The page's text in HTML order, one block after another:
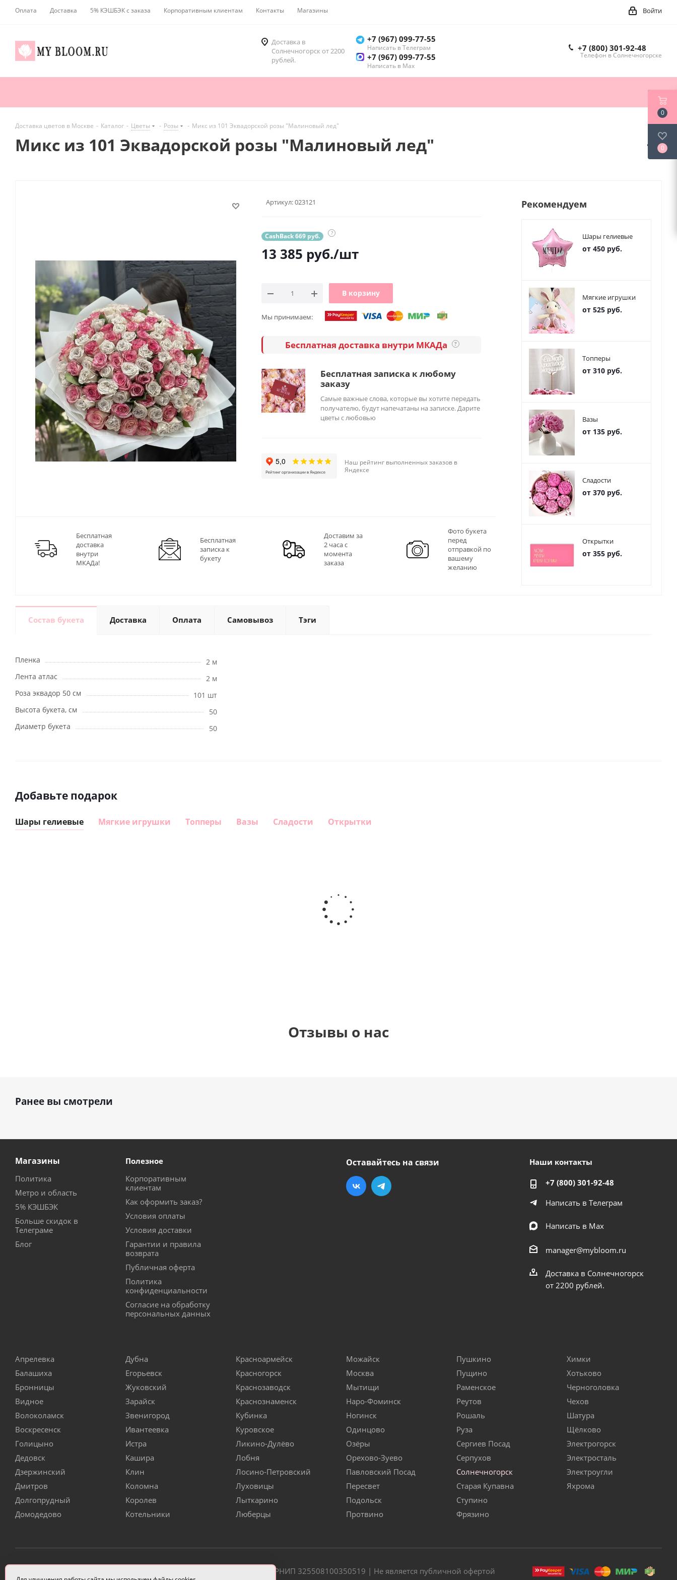
Оплата Доставка 5% КЭШБЭК с заказа Корпоративным клиентам Контакты Магазины Войти
Доставка в
Солнечногорск от 2200
рублей.
+7 (967) 099-77-55
Написать в Телеграм
+7 (967) 099-77-55
Написать в Мах
+7 (800) 301-92-48
Телефон в Солнечногорске
Доставка цветов в Москве - Каталог - Цветы - Розы - Микс из 101 Эквадорской розы "Малиновый лед"
Микс из 101 Эквадорской розы "Малиновый лед"
Артикул:023121
CashBack 669 руб. ?
13 385 руб./шт
В корзину
Мы принимаем:
Бесплатная доставка внутри МКАДа ?
Бесплатная записка к любому
заказу
Самые важные слова, которые вы хотите передать
получателю, будут напечатаны на записке. Дарите
цветы с любовью
Наш рейтинг выполненных заказов в
Яндексе
Бесплатная
доставка
внутри
МКАДа!
Бесплатная
записка к
букету
Доставим за
2 часа с
момента
заказа
Фото букета
перед
отправкой по
вашему
желанию
Рекомендуем
Шары гелиевые
от 450 руб.
Мягкие игрушки
от 525 руб.
Топперы
от 310 руб.
Вазы
от 135 руб.
Сладости
от 370 руб.
Открытки
от 355 руб.
Состав букета Доставка Оплата Самовывоз Тэги
Пленка
2 м
Лента атлас
2 м
Роза эквадор 50 см
101 шт
Высота букета, см
50
Диаметр букета
50
Добавьте подарок
Шары гелиевые Мягкие игрушки Топперы Вазы Сладости Открытки
гелиевый
цифра 1
(40х102
Отзывы о нас
Ранее вы смотрели
Магазины
Политика
Метро и область
5% КЭШБЭК
Больше скидок в
Телеграме
Блог
Полезное
Корпоративным
клиентам
Как оформить заказ?
Условия оплаты
Условия доставки
Гарантии и правила
возврата
Публичная оферта
Политика
конфиденциальности
Согласие на обработку
персональных данных
Оставайтесь на связи Наши контакты
+7 (800) 301-92-48
Написать в Телеграм
Написать в Мах
manager@mybloom.ru
Доставка в Солнечногорск
от 2200 рублей.
Апрелевка
Балашиха
Бронницы
Видное
Волоколамск
Воскресенск
Голицыно
Дедовск
Дзержинский
Дмитров
Долгопрудный
Домодедово
Дубна
Егорьевск
Жуковский
Зарайск
Звенигород
Ивантеевка
Истра
Кашира
Клин
Коломна
Королев
Котельники
Красноармейск
Красногорск
Краснозаводск
Краснознаменск
Кубинка
Куровское
Ликино-Дулёво
Лобня
Лосино-Петровский
Луховицы
Лыткарино
Люберцы
Можайск
Москва
Мытищи
Наро-Фоминск
Ногинск
Одинцово
Озёры
Орехово-Зуево
Павловский Посад
Пересвет
Подольск
Протвино
Пушкино
Пущино
Раменское
Реутов
Рошаль
Руза
Сергиев Посад
Серпухов
Солнечногорск
Старая Купавна
Ступино
Фрязино
Химки
Хотьково
Черноголовка
Чехов
Шатура
Щёлково
Электрогорск
Электросталь
Электроугли
Яхрома
ИП Чулкова Анастасия Александровна ИНН 331405822720 | ОГРН/ОГРНИП 325508100350519 | Не является публичной офертой
0
0